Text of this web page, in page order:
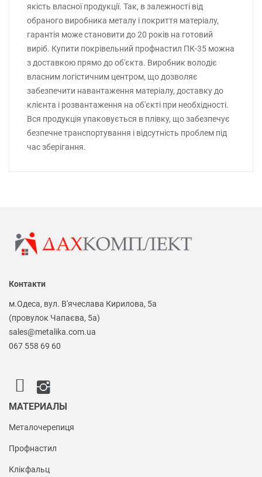
якість власної продукції. Так, в залежності від
обраного виробника металу і покриття матеріалу,
гарантія може становити до 20 років на готовий
виріб. Купити покрівельний профнастил ПК-35 можна
з доставкою прямо до об'єкта. Виробник володіє
власним логістичним центром, що дозволяє
забезпечити навантаження матеріалу, доставку до
клієнта і розвантаження на об'єкті при необхідності.
Вся продукція упаковується в плівку, що забезпечує
безпечне транспортування і відсутність проблем під
час зберігання.
Контакти
м.Одеса, вул. В'ячеслава Кирилова, 5а
(провулок Чапаєва, 5а)
sales@metalika.com.ua
067 558 69 60
МАТЕРИАЛЫ
Металочерепиця
Профнастил
Клікфальц